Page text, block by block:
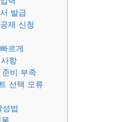
발급
제 신청
르게
항
비 부족
선택 오류
법